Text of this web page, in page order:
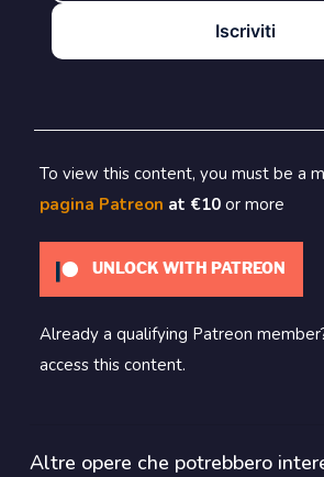
Iscriviti
To view this content, you must be a
pagina Patreon at €10 or more
UNLOCK WITH PATREON
Already a qualifying Patreon
access this content.
Altre opere che potrebbero